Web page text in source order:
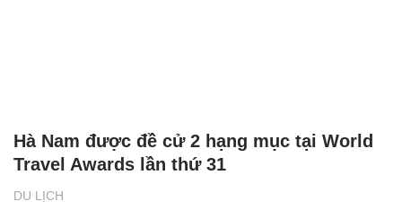
DU LỊCH
Hà Nam được đề cử 2 hạng mục tại World
Travel Awards lần thứ 31